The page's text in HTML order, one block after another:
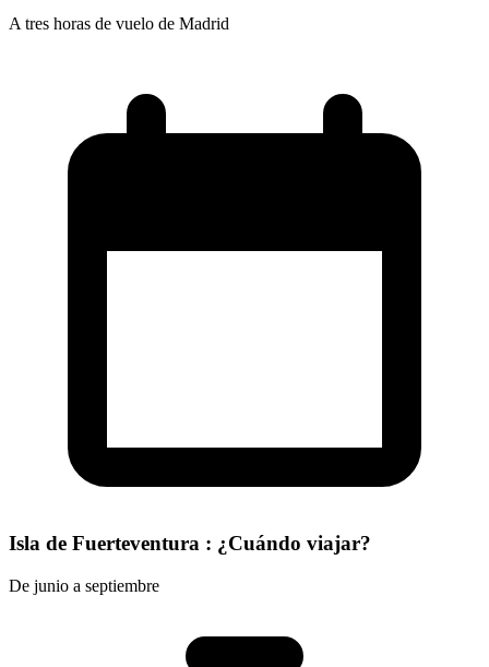
A tres horas de vuelo de Madrid
Isla de Fuerteventura : ¿Cuándo viajar?
De junio a septiembre